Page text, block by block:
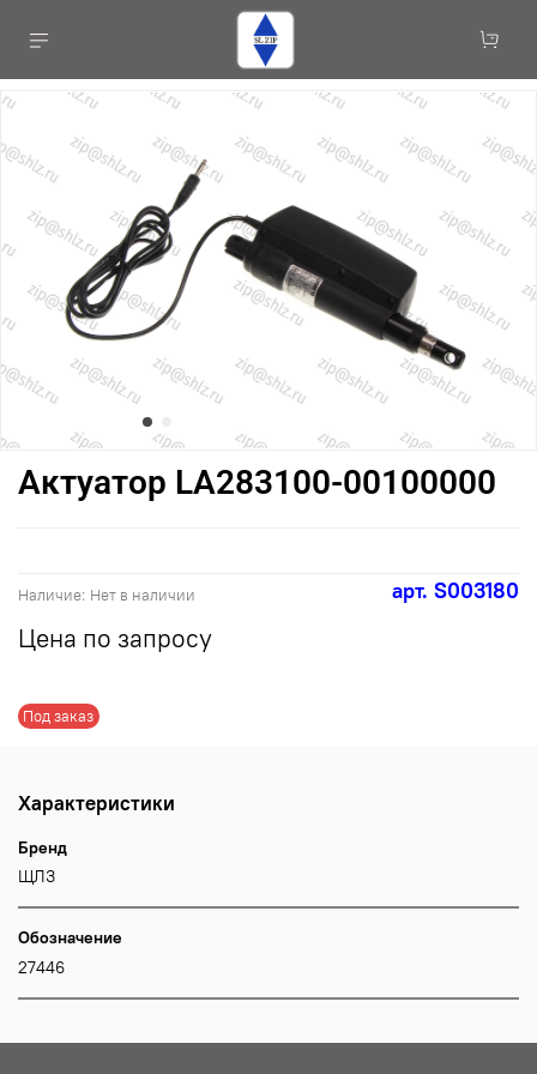
арт. S003180
Наличие: Нет в наличии
Под заказ
Актуатор LA283100-00100000
Цена по запросу
Характеристики
Бренд
ЩЛЗ
Обозначение
27446